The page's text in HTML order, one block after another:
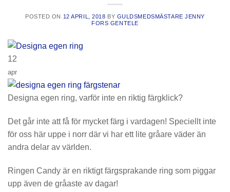
POSTED ON 12 APRIL, 2018 BY GULDSMEDSMÄSTARE JENNY
FORS GENTELE
12
apr
Designa egen ring, varför inte en riktig färgklick?
Det går inte att få för mycket färg i vardagen! Speciellt inte
för oss här uppe i norr där vi har ett lite gråare väder än
andra delar av världen.
Ringen Candy är en riktigt färgsprakande ring som piggar
upp även de gråaste av dagar!